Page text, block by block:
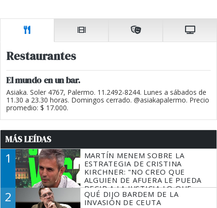
Restaurantes
El mundo en un bar.
Asiaka. Soler 4767, Palermo. 11.2492-8244. Lunes a sábados de
11.30 a 23.30 horas. Domingos cerrado. @asiakapalermo. Precio
promedio: $ 17.000.
MÁS LEÍDAS
1
MARTÍN MENEM SOBRE LA
ESTRATEGIA DE CRISTINA
KIRCHNER: "NO CREO QUE
ALGUIEN DE AFUERA LE PUEDA
DECIR A LA JUSTICIA LO QUE
TIENE QUE HACER"
2
QUÉ DIJO BARDEM DE LA
INVASIÓN DE CEUTA